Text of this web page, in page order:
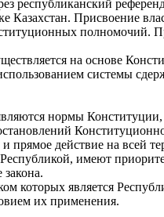
республиканский
Казахстан. Присвоение
полномочий.
на основе
системы
нормы
действие на всей
имеют
закона.
которых является
их применения.